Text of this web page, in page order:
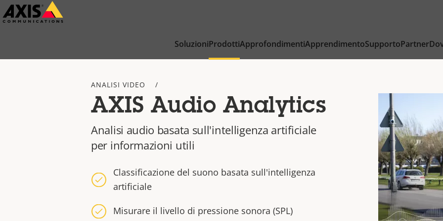
Salta
al
SoluzioniProdottiApprofondimentiApprendimentoSupportoPartner
ANALISI VIDEO
AXIS Audio Analytics
Analisi audio basata sull'intelligenza artificiale
per informazioni utili
Classificazione del suono basata sull'intelligenza
artificiale
Misurare il livello di pressione sonora (SPL)